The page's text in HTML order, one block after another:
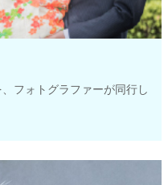
フォトグラファーが同行し